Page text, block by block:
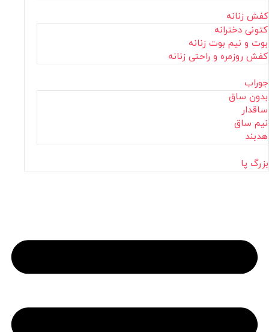
کفش زنانه
کتونی دخترانه
بوت و نیم بوت زنانه
کفش روزمره و راحتی زنانه
جوراب
بدون ساق
ساقدار
نیم ساق
هدبند
بزرگ پا